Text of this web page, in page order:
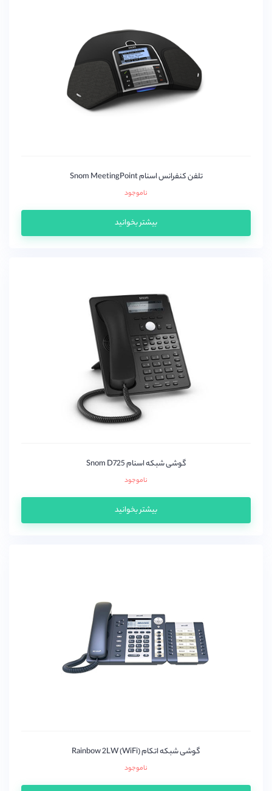
تلفن کنفرانس اسنام Snom MeetingPoint
ناموجود
بیشتر بخوانید
گوشی شبکه اسنام Snom D725
ناموجود
بیشتر بخوانید
گوشی شبکه اتکام (Rainbow 2LW (WiFi
ناموجود